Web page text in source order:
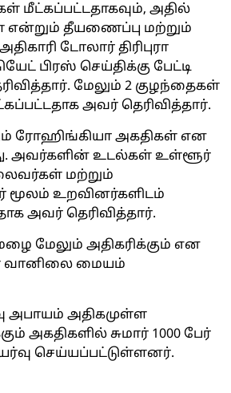
மீட்கப்பட்டதாகவும், அதில்
என்றும் தீயணைப்பு மற்றும்
டோலார் திரிபுரா
பிரஸ் செய்திக்கு பேட்டி
மேலும் 2 குழந்தைகள்
அவர் தெரிவித்தார்.
ரோஹிங்கியா அகதிகள் என
அவர்களின் உடல்கள் உள்ளூர்
மற்றும்
மூலம் உறவினர்களிடம்
அவர் தெரிவித்தார்.
மேலும் அதிகரிக்கும் என
வானிலை மையம்
அபாயம் அதிகமுள்ள
அகதிகளில் சுமார் 1000 பேர்
செய்யப்பட்டுள்ளனர்.